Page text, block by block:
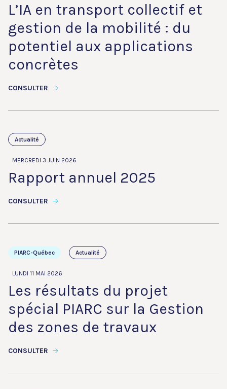
L’IA en transport collectif et
gestion de la mobilité : du
potentiel aux applications
concrètes
CONSULTER
Actualité
MERCREDI 3 JUIN 2026
Rapport annuel 2025
CONSULTER
PIARC-Québec Actualité
LUNDI 11 MAI 2026
Les résultats du projet
spécial PIARC sur la Gestion
des zones de travaux
CONSULTER